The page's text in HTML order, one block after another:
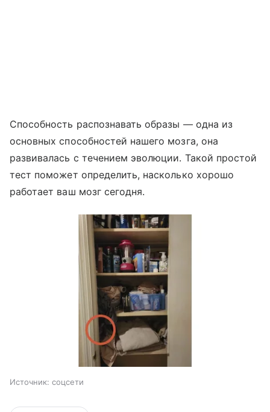
Способность распознавать образы — одна из
основных способностей нашего мозга, она
развивалась с течением эволюции. Такой простой
тест поможет определить, насколько хорошо
работает ваш мозг сегодня.
Источник: соцсети